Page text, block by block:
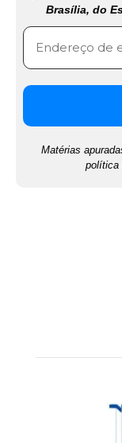
Brasília, do
Matérias
política